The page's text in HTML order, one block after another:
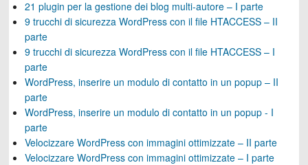
21 plugin per la gestione dei blog multi-autore – I parte
9 trucchi di sicurezza WordPress con il file HTACCESS – II
parte
9 trucchi di sicurezza WordPress con il file HTACCESS – I
parte
WordPress, inserire un modulo di contatto in un popup – II
parte
WordPress, inserire un modulo di contatto in un popup - I
parte
Velocizzare WordPress con immagini ottimizzate – II parte
Velocizzare WordPress con immagini ottimizzate – I parte